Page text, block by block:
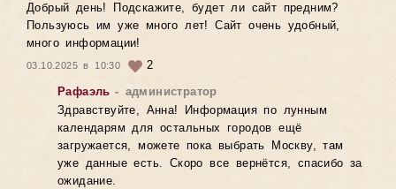
Добрый день! Подскажите, будет ли сайт предним?
Пользуюсь им уже много лет! Сайт очень удобный,
много информации!
03.10.2025 в 10:30
2
Рафаэль - администратор
Здравствуйте, Анна! Информация по лунным
календарям для остальных городов ещё
загружается, можете пока выбрать Москву, там
уже данные есть. Скоро все вернётся, спасибо за
ожидание.